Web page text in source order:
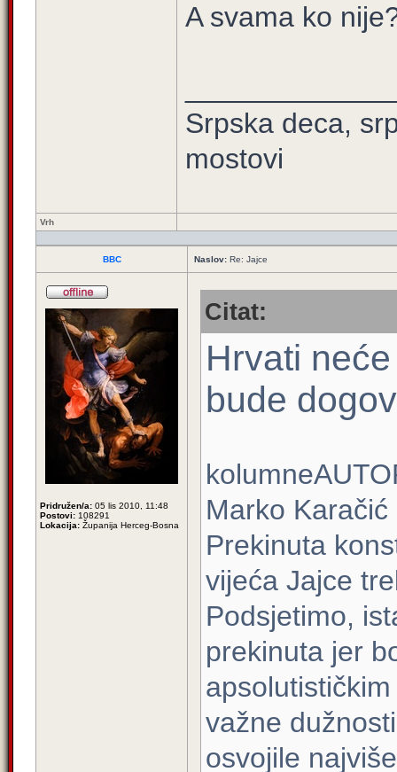
A svama ko
Srpska deca,
mostovi
Vrh
BBC Naslov: Re: Jajce
Pridružen/a: 05 lis 2010, 11:48
Postovi: 108291
Lokacija: Županija Herceg-Bosna
Citat:
Hrvati
bude
Marko Karačić
Prekinuta
vijeća Jajce
Podsjetimo,
prekinuta jer
važne
osvojile